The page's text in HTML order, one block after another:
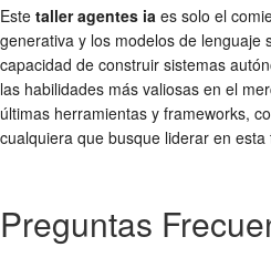
Este taller agentes ia es solo el
generativa y los modelos de lenguaje
capacidad de construir sistemas
las habilidades más valiosas en el
últimas herramientas y frameworks,
cualquiera que busque liderar en
Preguntas